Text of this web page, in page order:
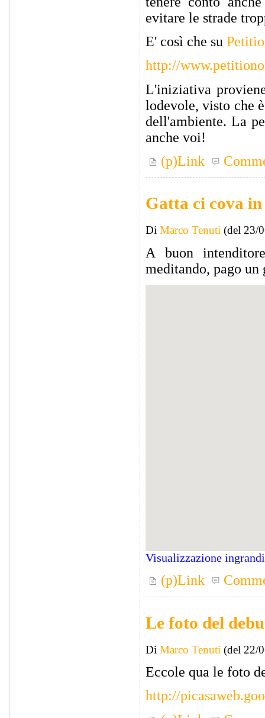
evitare le strade
E' così che su
http://
L'iniziativa
lodevole, visto che
dell'ambiente. La
anche voi!
(p)Link
Gatta ci cova
Di Marco Tenuti (del 23/
A buon
meditando, pago un
Visualizzazione
(p)Link
Le foto del
Di Marco Tenuti (del 22/
Eccole qua le foto
http://